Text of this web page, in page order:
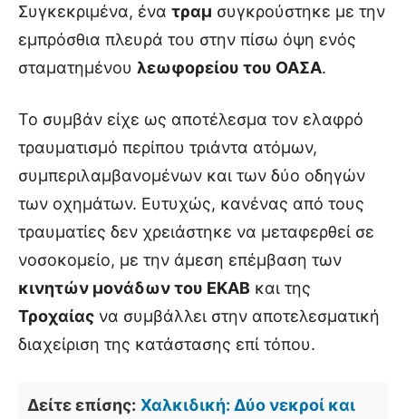
Συγκεκριμένα, ένα τραμ συγκρούστηκε με την
εμπρόσθια πλευρά του στην πίσω όψη ενός
σταματημένου λεωφορείου του ΟΑΣΑ.
Το συμβάν είχε ως αποτέλεσμα τον ελαφρό
τραυματισμό περίπου τριάντα ατόμων,
συμπεριλαμβανομένων και των δύο οδηγών
των οχημάτων. Ευτυχώς, κανένας από τους
τραυματίες δεν χρειάστηκε να μεταφερθεί σε
νοσοκομείο, με την άμεση επέμβαση των
κινητών μονάδων του ΕΚΑΒ και της
Τροχαίας να συμβάλλει στην αποτελεσματική
διαχείριση της κατάστασης επί τόπου.
Δείτε επίσης: Χαλκιδική: Δύο νεκροί και